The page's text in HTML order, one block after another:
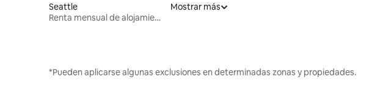
Seattle
Renta mensual de alojamientos
Mostrar más
*Pueden aplicarse algunas exclusiones en determinadas zonas y propiedades.